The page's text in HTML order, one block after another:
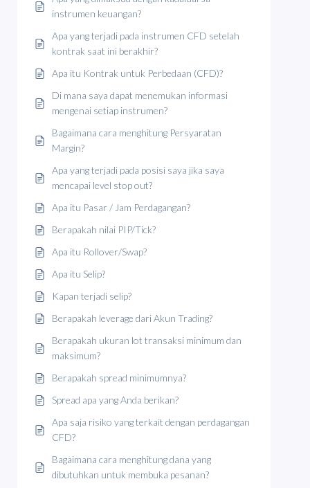
instrumen keuangan?
Apa yang terjadi pada instrumen CFD setelah
kontrak saat ini berakhir?
Apa itu Kontrak untuk Perbedaan (CFD)?
Di mana saya dapat menemukan informasi
mengenai setiap instrumen?
Bagaimana cara menghitung Persyaratan
Margin?
Apa yang terjadi pada posisi saya jika saya
mencapai level stop out?
Apa itu Pasar / Jam Perdagangan?
Berapakah nilai PIP/Tick?
Apa itu Rollover/Swap?
Apa itu Selip?
Kapan terjadi selip?
Berapakah leverage dari Akun Trading?
Berapakah ukuran lot transaksi minimum dan
maksimum?
Berapakah spread minimumnya?
Spread apa yang Anda berikan?
Apa saja risiko yang terkait dengan perdagangan
CFD?
Bagaimana cara menghitung dana yang
dibutuhkan untuk membuka pesanan?